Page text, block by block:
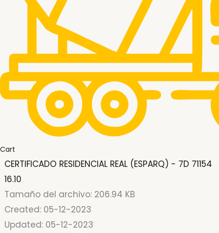
Cart
CERTIFICADO RESIDENCIAL REAL (ESPARQ) - 7D 71154
16.10
Tamaño del archivo: 206.94 KB
Created: 05-12-2023
Updated: 05-12-2023